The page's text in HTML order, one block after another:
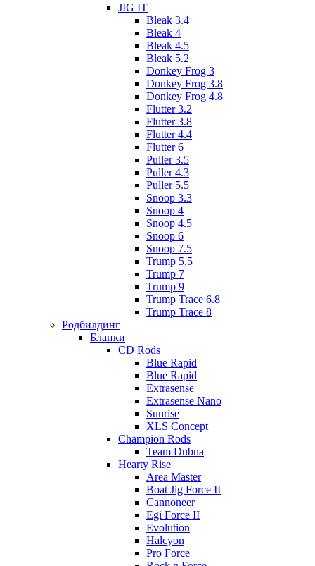
JIG IT
Bleak 3.4
Bleak 4
Bleak 4.5
Bleak 5.2
Donkey Frog 3
Donkey Frog 3.8
Donkey Frog 4.8
Flutter 3.2
Flutter 3.8
Flutter 4.4
Flutter 6
Puller 3.5
Puller 4.3
Puller 5.5
Snoop 3.3
Snoop 4
Snoop 4.5
Snoop 6
Snoop 7.5
Trump 5.5
Trump 7
Trump 9
Trump Trace 6.8
Trump Trace 8
Родбилдинг
Бланки
CD Rods
Blue Rapid
Blue Rapid
Extrasense
Extrasense Nano
Sunrise
XLS Concept
Champion Rods
Team Dubna
Hearty Rise
Area Master
Boat Jig Force II
Cannoneer
Egi Force II
Evolution
Halcyon
Pro Force